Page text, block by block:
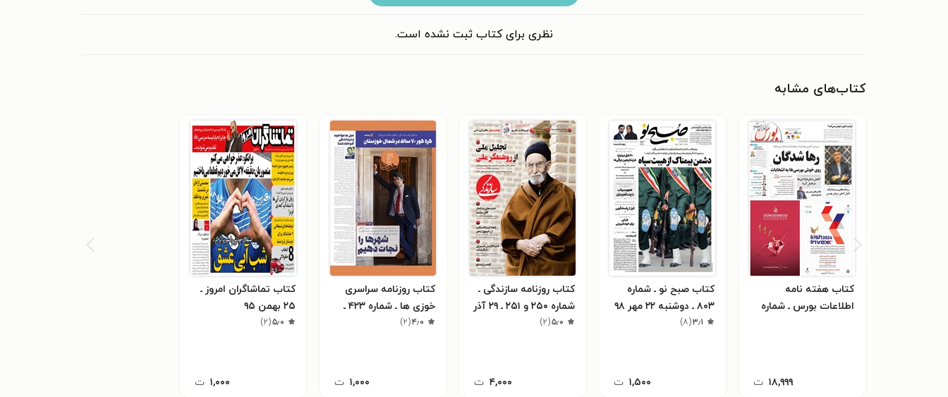
نظری برای کتاب ثبت نشده است.
کتاب‌های مشابه
کتاب هفته نامه
اطلاعات بورس ـ شماره
۱۸,۹۹۹ ت
کتاب صبح نو ـ شماره
۸۰۳ ـ دوشنبه ۲۲ مهر ۹۸
۳٫۱(۸)
۱,۵۰۰ ت
کتاب روزنامه سازندگی ـ
شماره ۲۵۰ و ۲۵۱ ـ ۲۹ آذر
۹۷ ۵٫۰(۲)
۴,۰۰۰ ت
کتاب روزنامه سراسری
خوزی ها ـ شماره ۴۲۳ ـ
۴٫۰(۲)
۱,۰۰۰ ت
کتاب تماشاگران امروز ـ
۲۵ بهمن ۹۵
۵٫۰(۲)
۱,۰۰۰ ت